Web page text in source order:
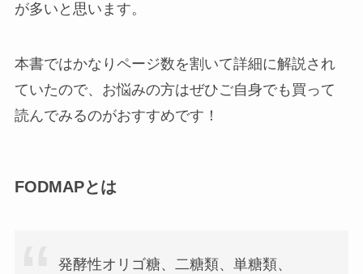
が多いと思います。
本書ではかなりページ数を割いて詳細に解説され
ていたので、お悩みの方はぜひご自身でも買って
読んでみるのがおすすめです！
FODMAPとは
発酵性オリゴ糖、二糖類、単糖類、